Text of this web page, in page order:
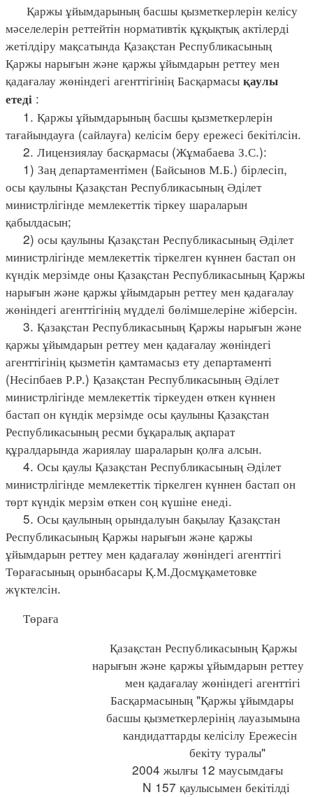
Қаржы ұйымдарының басшы қызметкерлерін келісу
мәселелерін реттейтін нормативтік құқықтық актілерді
жетілдіру мақсатында Қазақстан Республикасының
Қаржы нарығын және қаржы ұйымдарын реттеу мен
қадағалау жөніндегі агенттігінің Басқармасы қаулы
етеді :
1. Қаржы ұйымдарының басшы қызметкерлерін
тағайындауға (сайлауға) келісім беру ережесі бекітілсін.
2. Лицензиялау басқармасы (Жұмабаева З.С.):
1) Заң департаментімен (Байсынов М.Б.) бірлесіп,
осы қаулыны Қазақстан Республикасының Әділет
министрлігінде мемлекеттік тіркеу шараларын
қабылдасын;
2) осы қаулыны Қазақстан Республикасының Әділет
министрлігінде мемлекеттік тіркелген күннен бастап он
күндік мерзімде оны Қазақстан Республикасының Қаржы
нарығын және қаржы ұйымдарын реттеу мен қадағалау
жөніндегі агенттігінің мүдделі бөлімшелеріне жіберсін.
3. Қазақстан Республикасының Қаржы нарығын және
қаржы ұйымдарын реттеу мен қадағалау жөніндегі
агенттігінің қызметін қамтамасыз ету департаменті
(Несіпбаев Р.Р.) Қазақстан Республикасының Әділет
министрлігінде мемлекеттік тіркеуден өткен күннен
бастап он күндік мерзімде осы қаулыны Қазақстан
Республикасының ресми бұқаралық ақпарат
құралдарында жариялау шараларын қолға алсын.
4. Осы қаулы Қазақстан Республикасының Әділет
министрлігінде мемлекеттік тіркелген күннен бастап он
төрт күндік мерзім өткен соң күшіне енеді.
5. Осы қаулының орындалуын бақылау Қазақстан
Республикасының Қаржы нарығын және қаржы
ұйымдарын реттеу мен қадағалау жөніндегі агенттігі
Төрағасының орынбасары Қ.М.Досмұқаметовке
жүктелсін.
Төраға
Қазақстан Республикасының Қаржы
нарығын және қаржы ұйымдарын реттеу
мен қадағалау жөніндегі агенттігі
Басқармасының "Қаржы ұйымдары
басшы қызметкерлерінің лауазымына
кандидаттарды келісілу Ережесін
бекіту туралы"
2004 жылғы 12 маусымдағы
N 157 қаулысымен бекітілді